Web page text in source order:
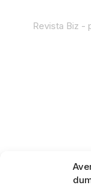
Revista Biz -